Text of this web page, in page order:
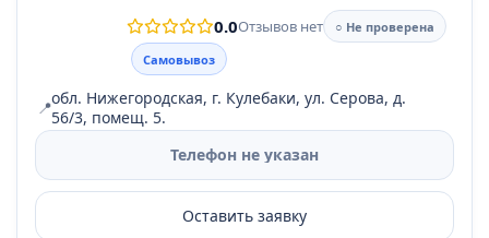
0.0Отзывов нет
○ Не проверена
Самовывоз
📍обл. Нижегородская, г. Кулебаки, ул. Серова, д.
56/3, помещ. 5.
Телефон не указан
Оставить заявку